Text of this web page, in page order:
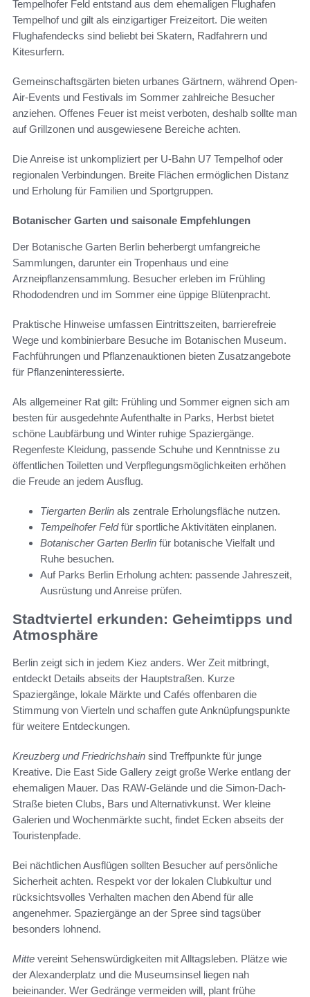
Tempelhofer Feld entstand aus dem ehemaligen Flughafen
Tempelhof und gilt als einzigartiger Freizeitort. Die weiten
Flughafendecks sind beliebt bei Skatern, Radfahrern und
Kitesurfern.
Gemeinschaftsgärten bieten urbanes Gärtnern, während Open-
Air-Events und Festivals im Sommer zahlreiche Besucher
anziehen. Offenes Feuer ist meist verboten, deshalb sollte man
auf Grillzonen und ausgewiesene Bereiche achten.
Die Anreise ist unkompliziert per U-Bahn U7 Tempelhof oder
regionalen Verbindungen. Breite Flächen ermöglichen Distanz
und Erholung für Familien und Sportgruppen.
Botanischer Garten und saisonale Empfehlungen
Der Botanische Garten Berlin beherbergt umfangreiche
Sammlungen, darunter ein Tropenhaus und eine
Arzneipflanzensammlung. Besucher erleben im Frühling
Rhododendren und im Sommer eine üppige Blütenpracht.
Praktische Hinweise umfassen Eintrittszeiten, barrierefreie
Wege und kombinierbare Besuche im Botanischen Museum.
Fachführungen und Pflanzenauktionen bieten Zusatzangebote
für Pflanzeninteressierte.
Als allgemeiner Rat gilt: Frühling und Sommer eignen sich am
besten für ausgedehnte Aufenthalte in Parks, Herbst bietet
schöne Laubfärbung und Winter ruhige Spaziergänge.
Regenfeste Kleidung, passende Schuhe und Kenntnisse zu
öffentlichen Toiletten und Verpflegungsmöglichkeiten erhöhen
die Freude an jedem Ausflug.
Tiergarten Berlin als zentrale Erholungsfläche nutzen.
Tempelhofer Feldfür sportliche Aktivitäten einplanen.
Botanischer Garten Berlin für botanische Vielfalt und
Ruhe besuchen.
Auf Parks Berlin Erholung achten: passende Jahreszeit,
Ausrüstung und Anreise prüfen.
Stadtviertel erkunden: Geheimtipps und
Atmosphäre
Berlin zeigt sich in jedem Kiez anders. Wer Zeit mitbringt,
entdeckt Details abseits der Hauptstraßen. Kurze
Spaziergänge, lokale Märkte und Cafés offenbaren die
Stimmung von Vierteln und schaffen gute Anknüpfungspunkte
für weitere Entdeckungen.
Kreuzberg und Friedrichshain sind Treffpunkte für junge
Kreative. Die East Side Gallery zeigt große Werke entlang der
ehemaligen Mauer. Das RAW-Gelände und die Simon-Dach-
Straße bieten Clubs, Bars und Alternativkunst. Wer kleine
Galerien und Wochenmärkte sucht, findet Ecken abseits der
Touristenpfade.
Bei nächtlichen Ausflügen sollten Besucher auf persönliche
Sicherheit achten. Respekt vor der lokalen Clubkultur und
rücksichtsvolles Verhalten machen den Abend für alle
angenehmer. Spaziergänge an der Spree sind tagsüber
besonders lohnend.
Mitte vereint Sehenswürdigkeiten mit Alltagsleben. Plätze wie
der Alexanderplatz und die Museumsinsel liegen nah
beieinander. Wer Gedränge vermeiden will, plant frühe